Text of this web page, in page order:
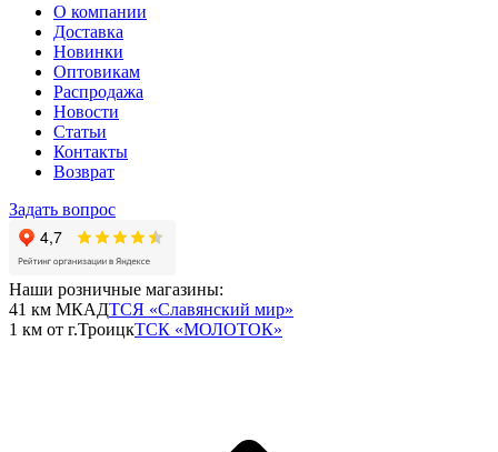
О компании
Доставка
Новинки
Оптовикам
Распродажа
Новости
Статьи
Контакты
Возврат
Задать вопрос
Наши розничные магазины:
41 км МКАДТСЯ «Славянский мир»
1 км от г.ТроицкТСК «МОЛОТОК»